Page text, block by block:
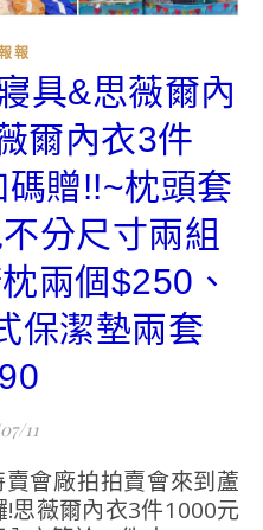
報
具&思薇爾內
爾內衣3件
贈!!~枕頭套
分尺寸兩組
兩個$250、
保潔墊兩套
11
思薇爾內衣3件1000元